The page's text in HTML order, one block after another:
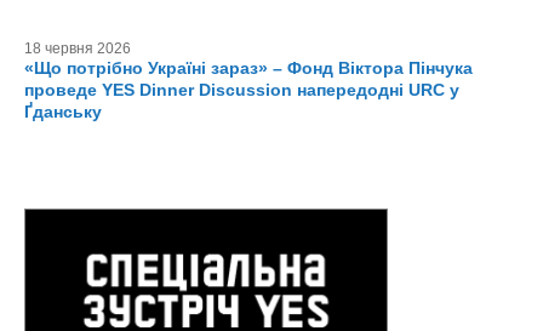
18 червня 2026
«Що потрібно Україні зараз» – Фонд Віктора Пінчука
проведе YES Dinner Discussion напередодні URC у
Ґданську